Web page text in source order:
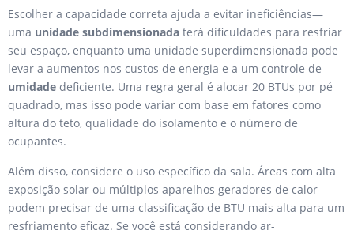
Escolher a capacidade correta ajuda a evitar ineficiências—
uma unidade subdimensionada terá dificuldades para resfriar
seu espaço, enquanto uma unidade superdimensionada pode
levar a aumentos nos custos de energia e a um controle de
umidade deficiente. Uma regra geral é alocar 20 BTUs por pé
quadrado, mas isso pode variar com base em fatores como
altura do teto, qualidade do isolamento e o número de
ocupantes.
Além disso, considere o uso específico da sala. Áreas com alta
exposição solar ou múltiplos aparelhos geradores de calor
podem precisar de uma classificação de BTU mais alta para um
resfriamento eficaz. Se você está considerando ar-